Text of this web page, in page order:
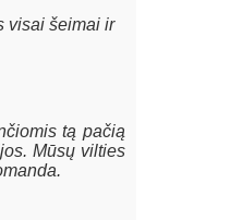
visai šeimai ir
tą pačią
Mūsų vilties